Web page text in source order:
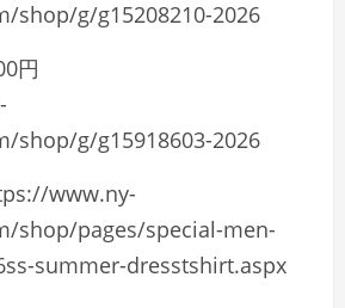
shop/g/g15208210-2026
円
shop/g/g15918603-2026
www.ny-
shop/pages/special-men-
summer-dresstshirt.aspx